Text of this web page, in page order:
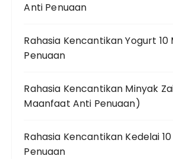
Anti Penuaan
Rahasia Kencantikan Yogurt
Penuaan
Rahasia Kencantikan Minyak
Maanfaat Anti Penuaan)
Rahasia Kencantikan Kedelai
Penuaan